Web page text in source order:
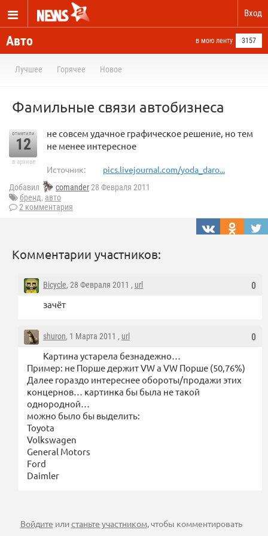
Вход
Авто в мою ленту 3157
Лучшее Горячее Новое
Фамильные связи автобизнеса
отметили
12
в архиве
не совсем удачное графическое решение, но тем
не менее интересное
Источник: pics.livejournal.com/yoda_daro...
Добавил comander28 Февраля 2011
бренд, авто
2 комментария
Комментарии участников:
0
Bicycle, 28 Февраля 2011 , url
зачёт
0
shuron, 1 Марта 2011 , url
Картина устарела безнадежно…
Пример: не Порше держит VW а VW Порше (50,76%)
Далее гораздо интереснее обороты/продажи этих
концернов… картинка бы была не такой
однородной…
можно было бы выделить:
Toyota
Volkswagen
General Motors
Ford
Daimler
Войдите илистаньте участником, чтобы комментировать